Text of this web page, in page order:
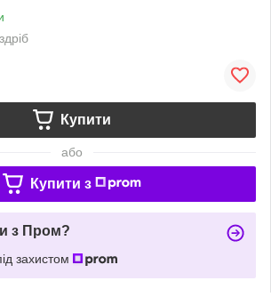
Купити
або
Купити з
з Пром?
захистом